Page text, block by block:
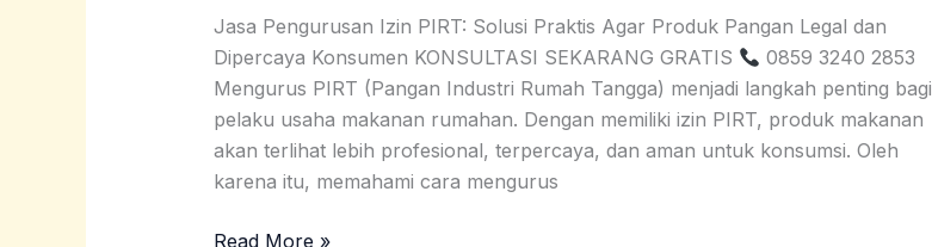
Jasa Pengurusan Izin PIRT: Solusi Praktis Agar Produk Pangan Legal dan
Dipercaya Konsumen KONSULTASI SEKARANG GRATIS
0859 3240 2853
Mengurus PIRT (Pangan Industri Rumah Tangga) menjadi langkah penting bagi
pelaku usaha makanan rumahan. Dengan memiliki izin PIRT, produk makanan
akan terlihat lebih profesional, terpercaya, dan aman untuk konsumsi. Oleh
karena itu, memahami cara mengurus
Selatan
|
0859
3240
2853
Read More »